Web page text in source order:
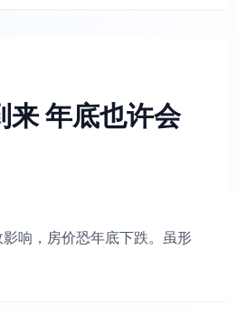
年底也许会
响，房价恐年底下跌。虽形